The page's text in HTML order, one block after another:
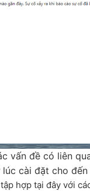
vấn đề có liên
cài đặt cho
hợp tại đây với